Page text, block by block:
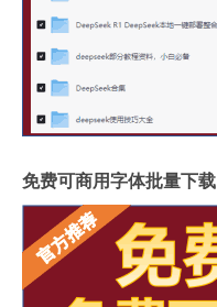
免费可商用字体批量下载